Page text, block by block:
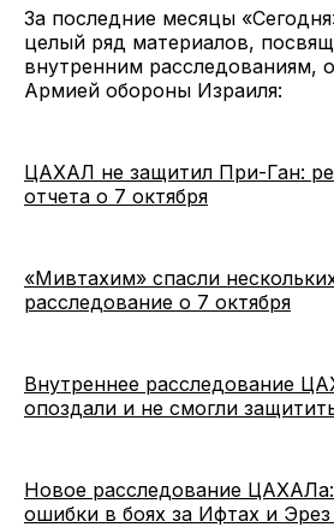
За последние месяцы
целый ряд материалов,
внутренним расследованиям,
Армией обороны Израиля:
ЦАХАЛ не защитил При-Ган:
отчета о 7 октября
«Мивтахим» спасли
расследование о 7 октября
Внутреннее расследование
опоздали и не смогли
Новое расследование
ошибки в боях за Ифтах и Эрез